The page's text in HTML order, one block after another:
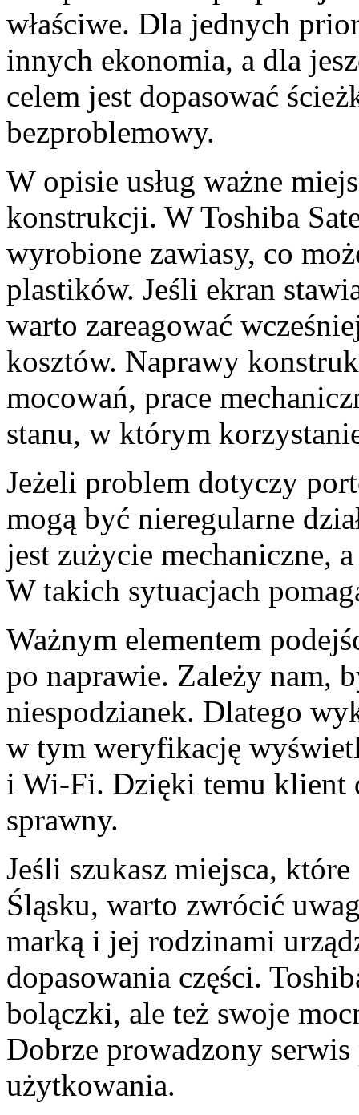
właściwe. Dla jednych
innych ekonomia, a dla
celem jest dopasować
bezproblemowy.
W opisie usług ważne
konstrukcji. W Toshiba
wyrobione zawiasy, co
plastików. Jeśli ekran
warto zareagować
kosztów. Naprawy
mocowań, prace
stanu, w którym
Jeżeli problem dotyczy
mogą być nieregularne
jest zużycie mechaniczne,
W takich sytuacjach
Ważnym elementem
po naprawie. Zależy nam,
niespodzianek. Dlatego
w tym weryfikację
i Wi-Fi. Dzięki temu klient
sprawny.
Jeśli szukasz miejsca,
Śląsku, warto zwrócić
marką i jej rodzinami
dopasowania części.
bolączki, ale też swoje
Dobrze prowadzony
użytkowania.